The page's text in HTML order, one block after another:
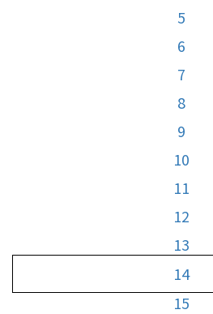
5
6
7
8
9
10
11
12
13
14
15